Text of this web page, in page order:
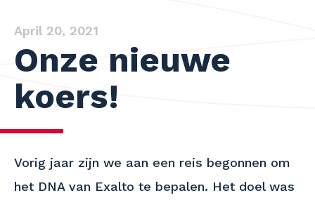
April 20, 2021
Onze nieuwe
koers!
Vorig jaar zijn we aan een reis begonnen om
het DNA van Exalto te bepalen. Het doel was